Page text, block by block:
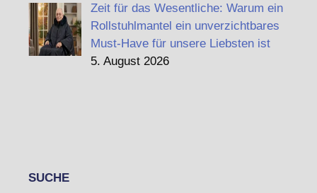
Zeit für das Wesentliche: Warum ein
Rollstuhlmantel ein unverzichtbares
Must-Have für unsere Liebsten ist
5. August 2026
SUCHE